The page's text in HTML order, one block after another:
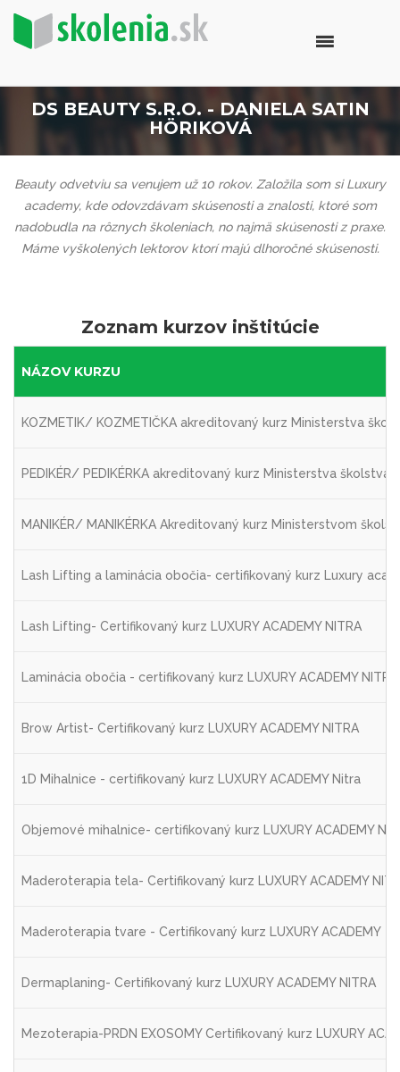
DS BEAUTY S.R.O. - DANIELA SATIN
HÖRIKOVÁ
Beauty odvetviu sa venujem už 10 rokov. Založila som siLuxury
academy, kde odovzdávam skúsenosti a znalosti, ktoré som
nadobudla na rôznych školeniach, no najmä skúsenosti z praxe.
Máme vyškolených lektorov ktorí majú dlhoročné skúsenosti.
Zoznam kurzov inštitúcie
NÁZOV KURZU
KOZMETIK/ KOZMETIČKA akreditovaný kurz Ministerstva
PEDIKÉR/ PEDIKÉRKA akreditovaný kurz Ministerstva školstva
MANIKÉR/ MANIKÉRKA Akreditovaný kurz Ministerstvom
Lash Lifting a laminácia obočia- certifikovaný kurz Luxury
Lash Lifting- Certifikovaný kurz LUXURY ACADEMY NITRA
Laminácia obočia - certifikovaný kurz LUXURY ACADEMY NITRA
Brow Artist- Certifikovaný kurz LUXURY ACADEMY NITRA
1D Mihalnice - certifikovaný kurz LUXURY ACADEMY Nitra
Objemové mihalnice- certifikovaný kurz LUXURY ACADEMY
Maderoterapia tela- Certifikovaný kurz LUXURY ACADEMY
Maderoterapia tvare - Certifikovaný kurz LUXURY ACADEMY
Dermaplaning- Certifikovaný kurz LUXURY ACADEMY NITRA
Mezoterapia-PRDN EXOSOMY Certifikovaný kurz LUXURY